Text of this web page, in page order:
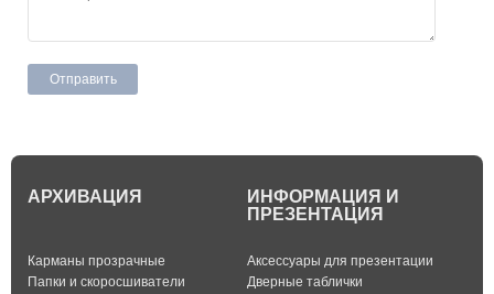
АРХИВАЦИЯ
Карманы прозрачные
Папки и скоросшиватели
ИНФОРМАЦИЯ И
ПРЕЗЕНТАЦИЯ
Аксессуары для презентации
Дверные таблички